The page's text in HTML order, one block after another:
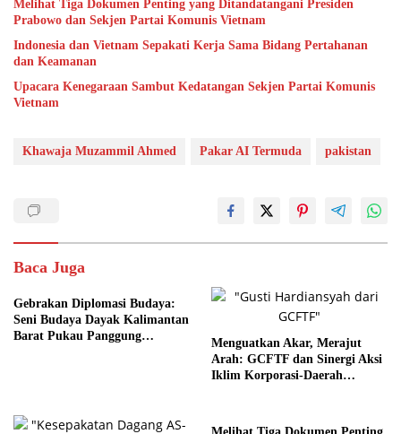
Melihat Tiga Dokumen Penting yang Ditandatangani Presiden
Prabowo dan Sekjen Partai Komunis Vietnam
Indonesia dan Vietnam Sepakati Kerja Sama Bidang Pertahanan
dan Keamanan
Upacara Kenegaraan Sambut Kedatangan Sekjen Partai Komunis
Vietnam
Khawaja Muzammil Ahmed Pakar AI Termuda pakistan
Baca Juga
Gebrakan Diplomasi Budaya:
Seni Budaya Dayak Kalimantan
Barat Pukau Panggung
Menguatkan Akar, Merajut
Arah: GCFTF dan Sinergi Aksi
Iklim Korporasi-Daerah